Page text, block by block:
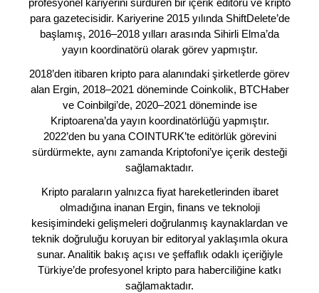
profesyonel kariyerini sürdüren bir içerik editörü ve kripto
para gazetecisidir. Kariyerine 2015 yılında ShiftDelete’de
başlamış, 2016–2018 yılları arasında Sihirli Elma’da
yayın koordinatörü olarak görev yapmıştır.
2018’den itibaren kripto para alanındaki şirketlerde görev
alan Ergin, 2018–2021 döneminde Coinkolik, BTCHaber
ve Coinbilgi’de, 2020–2021 döneminde ise
Kriptoarena’da yayın koordinatörlüğü yapmıştır.
2022’den bu yana COINTURK’te editörlük görevini
sürdürmekte, aynı zamanda Kriptofoni’ye içerik desteği
sağlamaktadır.
Kripto paraların yalnızca fiyat hareketlerinden ibaret
olmadığına inanan Ergin, finans ve teknoloji
kesişimindeki gelişmeleri doğrulanmış kaynaklardan ve
teknik doğruluğu koruyan bir editoryal yaklaşımla okura
sunar. Analitik bakış açısı ve şeffaflık odaklı içeriğiyle
Türkiye’de profesyonel kripto para haberciliğine katkı
sağlamaktadır.